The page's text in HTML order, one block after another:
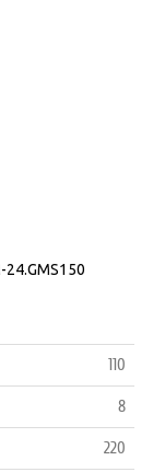
110
8
220